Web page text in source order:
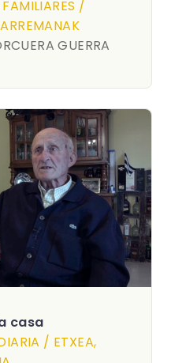
/
GUERRA
casa
/ ETXEA,